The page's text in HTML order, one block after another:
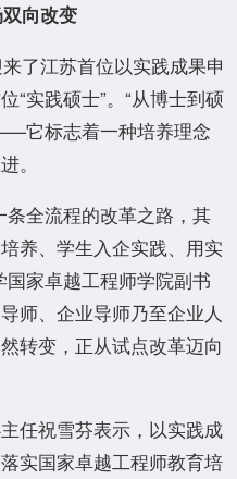
向改变
了江苏首位以实践成果申
“实践硕士”。“从博士到硕
它标志着一种培养理念
。
条全流程的改革之路，其
养、学生入企实践、用实
家卓越工程师学院副书
师、企业导师乃至企业人
转变，正从试点改革迈向
任祝雪芬表示，以实践成
实国家卓越工程师教育培